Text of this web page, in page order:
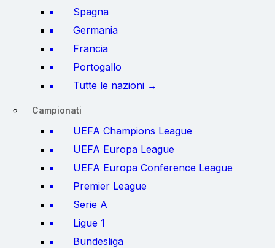
Spagna
Germania
Francia
Portogallo
Tutte le nazioni →
Campionati
UEFA Champions League
UEFA Europa League
UEFA Europa Conference League
Premier League
Serie A
Ligue 1
Bundesliga